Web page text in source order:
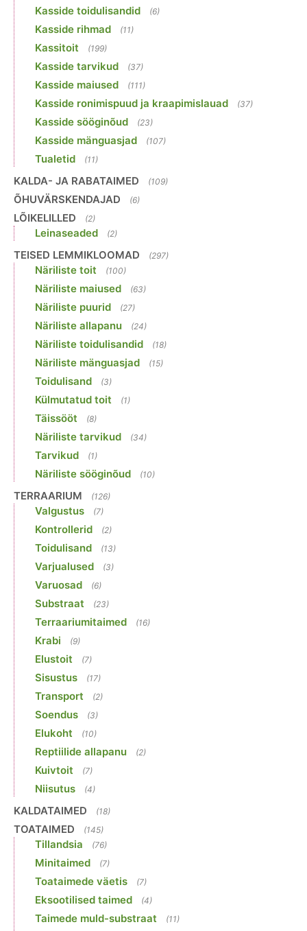
Kasside toidulisandid (6)
Kasside rihmad (11)
Kassitoit (199)
Kasside tarvikud (37)
Kasside maiused (111)
Kasside ronimispuud ja kraapimislauad (37)
Kasside sööginõud (23)
Kasside mänguasjad (107)
Tualetid (11)
KALDA- JA RABATAIMED (109)
ÕHUVÄRSKENDAJAD (6)
LÕIKELILLED (2)
Leinaseaded (2)
TEISED LEMMIKLOOMAD (297)
Näriliste toit (100)
Näriliste maiused (63)
Näriliste puurid (27)
Näriliste allapanu (24)
Näriliste toidulisandid (18)
Näriliste mänguasjad (15)
Toidulisand (3)
Külmutatud toit (1)
Täissööt (8)
Näriliste tarvikud (34)
Tarvikud (1)
Näriliste sööginõud (10)
TERRAARIUM (126)
Valgustus (7)
Kontrollerid (2)
Toidulisand (13)
Varjualused (3)
Varuosad (6)
Substraat (23)
Terraariumitaimed (16)
Krabi (9)
Elustoit (7)
Sisustus (17)
Transport (2)
Soendus (3)
Elukoht (10)
Reptiilide allapanu (2)
Kuivtoit (7)
Niisutus (4)
KALDATAIMED (18)
TOATAIMED (145)
Tillandsia (76)
Minitaimed (7)
Toataimede väetis (7)
Eksootilised taimed (4)
Taimede muld-substraat (11)